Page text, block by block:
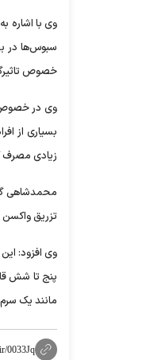
وی با اشاره
سبوس‌ها در
خصوص
وی در خصوص
بسیاری از
زیادی مصرف
محمدشاهی
تزریق واکسن
وی افزود:
مانند یک
0033Jq